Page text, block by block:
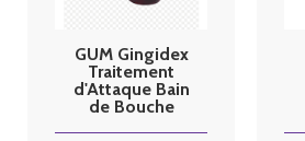
GUM Gingidex
Traitement
d'Attaque Bain
de Bouche